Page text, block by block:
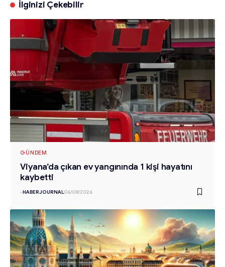
İlginizi Çekebilir
GÜNDEM
Viyana’da çıkan ev yangınında 1 kişi hayatını
kaybetti
-HABERJOURNAL06/08/2026